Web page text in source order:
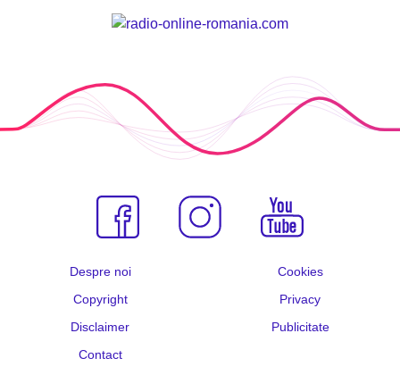
Despre noi
Cookies
Copyright
Privacy
Disclaimer
Publicitate
Contact